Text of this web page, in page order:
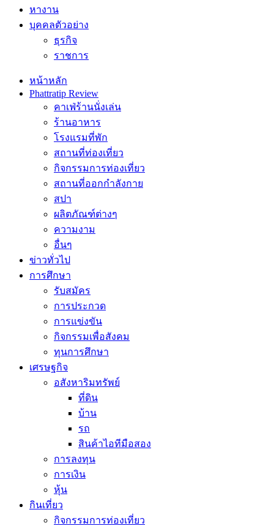
หางาน
บุคคลตัวอย่าง
ธุรกิจ
ราชการ
หน้าหลัก
Phattratip Review
คาเฟ่ร้านนั่งเล่น
ร้านอาหาร
โรงแรมที่พัก
สถานที่ท่องเที่ยว
กิจกรรมการท่องเที่ยว
สถานที่ออกกำลังกาย
สปา
ผลิตภัณฑ์ต่างๆ
ความงาม
อื่นๆ
ข่าวทั่วไป
การศึกษา
รับสมัคร
การประกวด
การแข่งขัน
กิจกรรมเพื่อสังคม
ทุนการศึกษา
เศรษฐกิจ
อสังหาริมทรัพย์
ที่ดิน
บ้าน
รถ
สินค้าไอทีมือสอง
การลงทุน
การเงิน
หุ้น
กินเที่ยว
กิจกรรมการท่องเที่ยว